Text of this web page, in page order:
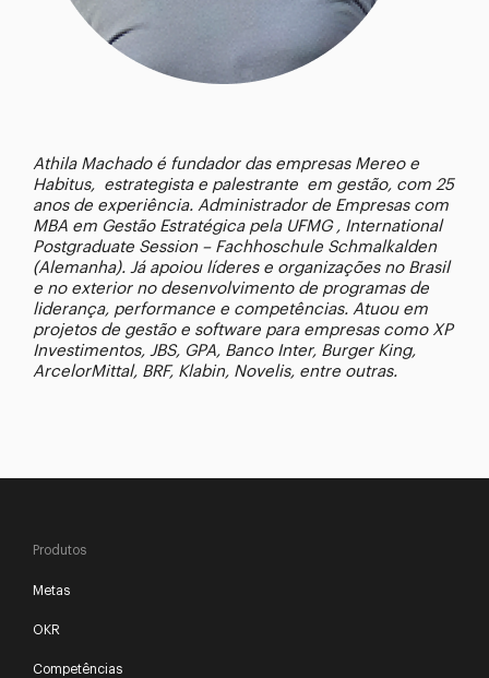
Athila Machadoé fundador das empresas Mereo e
Habitus, estrategista e palestrante em gestão, com 25
anos de experiência. Administrador de Empresas com
MBA em Gestão Estratégica pela UFMG , International
Postgraduate Session – Fachhoschule Schmalkalden
(Alemanha). Já apoiou líderes e organizações no Brasil
e no exterior no desenvolvimento de programas de
liderança, performance e competências. Atuou em
projetos de gestão e software para empresas como XP
Investimentos, JBS, GPA, Banco Inter, Burger King,
ArcelorMittal, BRF, Klabin, Novelis, entre outras.
Produtos
Metas
OKR
Competências